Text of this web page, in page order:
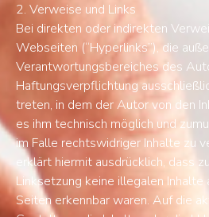
2. Verweise und Links
Bei direkten oder indirekten
Webseiten (“Hyperlinks”), die
Verantwortungsbereiches des
Haftungsverpflichtung
treten, in dem der Autor von den
es ihm technisch möglich und
im Falle rechtswidriger Inhalte zu
erklärt hiermit ausdrücklich, dass
Linksetzung keine illegalen Inhalte
Seiten erkennbar waren. Auf die